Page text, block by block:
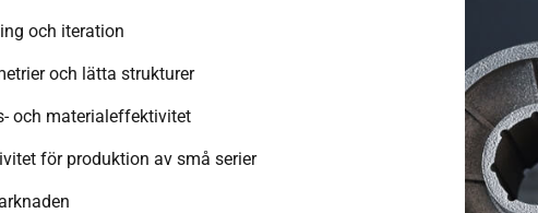
och iteration
och lätta strukturer
och materialeffektivitet
för produktion av små serier